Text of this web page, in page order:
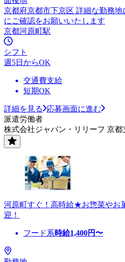
京都府京都市下京区 詳細な勤務
にご確認をお願いいたします
京都河原町駅
シフト
週5日からOK
交通費支給
短期OK
詳細を見る
応募画面に進む
派遣労働者
株式会社ジャパン・リリーフ 京都
河原町すぐ！高時給★お惣菜やお
迎！
フード系時給1,400円〜